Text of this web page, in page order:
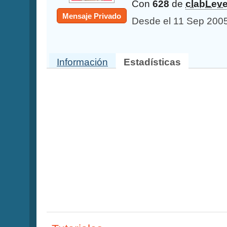
Mensaje Privado
Con 628 de
Desde el 11 Sep
Información Estadísticas